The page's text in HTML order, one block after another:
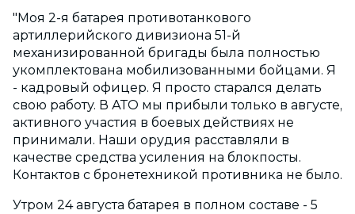
"Моя 2-я батарея противотанкового
артиллерийского дивизиона 51-й
механизированной бригады была полностью
укомплектована мобилизованными бойцами. Я
- кадровый офицер. Я просто старался делать
свою работу. В АТО мы прибыли только в августе,
активного участия в боевых действиях не
принимали. Наши орудия расставляли в
качестве средства усиления на блокпосты.
Контактов с бронетехникой противника не было.
Утром 24 августа батарея в полном составе - 5